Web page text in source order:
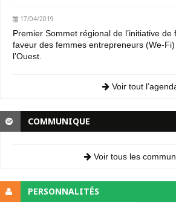
17/04/2019
Premier Sommet régional de l’initiative de
faveur des femmes entrepreneurs (We-
l’Ouest.
Voir tout
COMMUNIQUE
Voir tous les
PERSONNALITÉS